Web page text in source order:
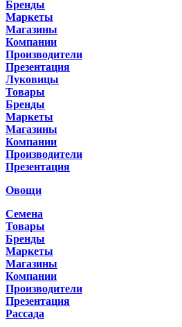
Бренды
Маркеты
Магазины
Компании
Производители
Презентация
Луковицы
Товары
Бренды
Маркеты
Магазины
Компании
Производители
Презентация
Овощи
Семена
Товары
Бренды
Маркеты
Магазины
Компании
Производители
Презентация
Рассада